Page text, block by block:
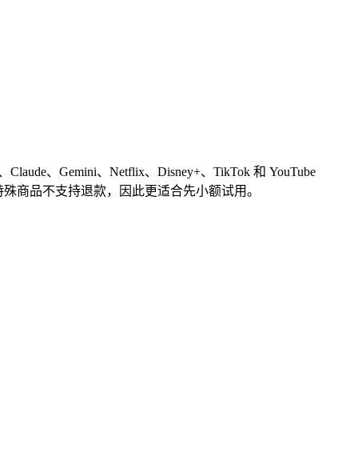
、Gemini、Netflix、Disney+、TikTok 和 YouTube
商品不支持退款，因此更适合先小额试用。